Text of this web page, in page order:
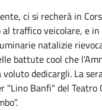
ci si recherà in
traffico veicolare, e in
natalizie
battute cool che
voluto dedicargli. La
"Lino Banfi" del Teatro